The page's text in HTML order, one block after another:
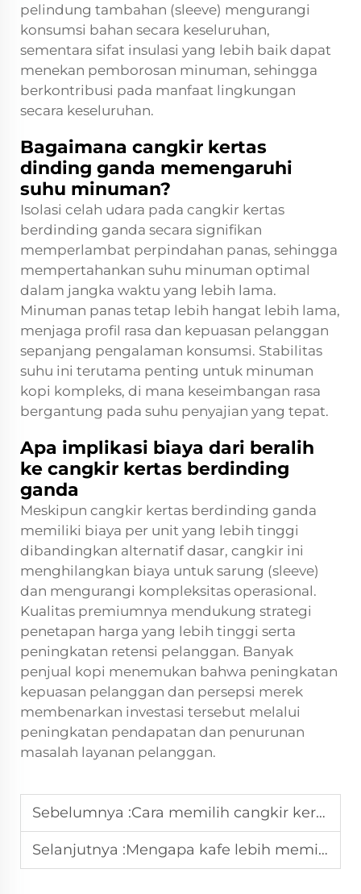
pelindung tambahan (sleeve) mengurangi
konsumsi bahan secara keseluruhan,
sementara sifat insulasi yang lebih baik dapat
menekan pemborosan minuman, sehingga
berkontribusi pada manfaat lingkungan
secara keseluruhan.
Bagaimana cangkir kertas
dinding ganda memengaruhi
suhu minuman?
Isolasi celah udara pada cangkir kertas
berdinding ganda secara signifikan
memperlambat perpindahan panas, sehingga
mempertahankan suhu minuman optimal
dalam jangka waktu yang lebih lama.
Minuman panas tetap lebih hangat lebih lama,
menjaga profil rasa dan kepuasan pelanggan
sepanjang pengalaman konsumsi. Stabilitas
suhu ini terutama penting untuk minuman
kopi kompleks, di mana keseimbangan rasa
bergantung pada suhu penyajian yang tepat.
Apa implikasi biaya dari beralih
ke cangkir kertas berdinding
ganda
Meskipun cangkir kertas berdinding ganda
memiliki biaya per unit yang lebih tinggi
dibandingkan alternatif dasar, cangkir ini
menghilangkan biaya untuk sarung (sleeve)
dan mengurangi kompleksitas operasional.
Kualitas premiumnya mendukung strategi
penetapan harga yang lebih tinggi serta
peningkatan retensi pelanggan. Banyak
penjual kopi menemukan bahwa peningkatan
kepuasan pelanggan dan persepsi merek
membenarkan investasi tersebut melalui
peningkatan pendapatan dan penurunan
masalah layanan pelanggan.
Sebelumnya :Cara memilih cangkir kertas berkelanjutan untuk penggunaan di kantor perusahaan?
Selanjutnya :Mengapa kafe lebih memilih lapisan cangkir kertas yang dapat dikomposkan untuk mencapai tujuan ESG?